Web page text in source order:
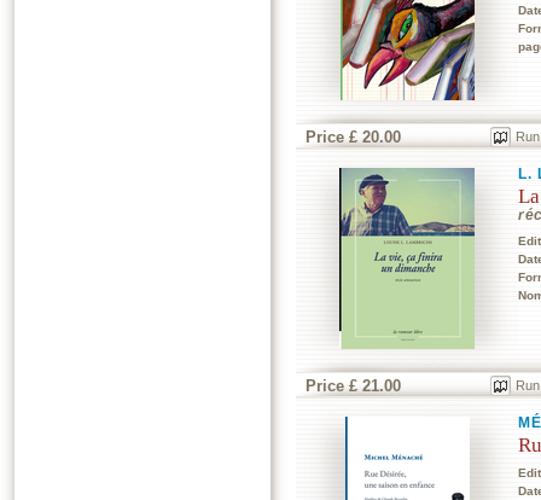
Price £ 20.00
L.
Price £ 21.00